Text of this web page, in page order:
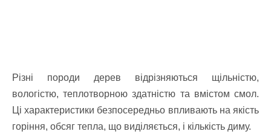
Різні породи дерев відрізняються щільністю,
вологістю, теплотворною здатністю та вмістом смол.
Ці характеристики безпосередньо впливають на якість
горіння, обсяг тепла, що виділяється, і кількість диму.